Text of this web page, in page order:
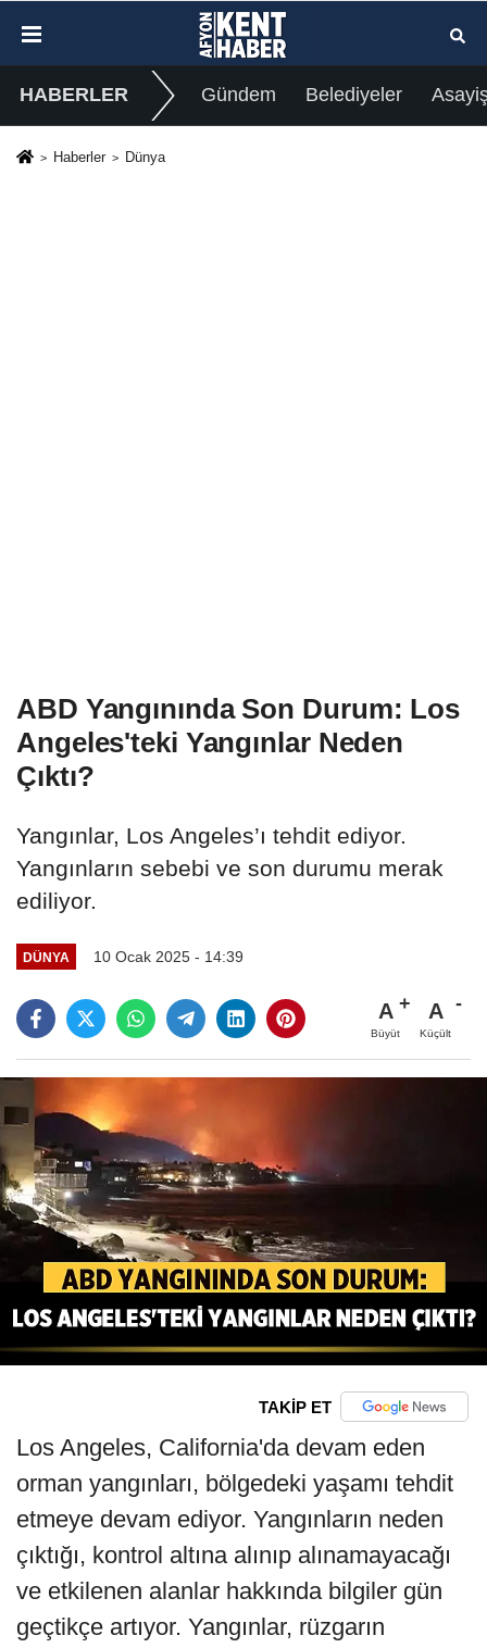
HABERLER Gündem Belediyeler
Haberler Dünya
ABD Yangınında Son Durum: Los
Angeles'teki Yangınlar Neden
Çıktı?
Yangınlar, Los Angeles’ı tehdit ediyor.
Yangınların sebebi ve son durumu merak
ediliyor.
DÜNYA 10 Ocak 2025 - 14:39
A
Büyüt
A
Küçült
TAKİP ET
Los Angeles, California'da devam eden
orman yangınları, bölgedeki yaşamı tehdit
etmeye devam ediyor. Yangınların neden
çıktığı, kontrol altına alınıp alınamayacağı
ve etkilenen alanlar hakkında bilgiler gün
geçtikçe artıyor. Yangınlar, rüzgarın